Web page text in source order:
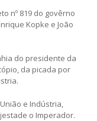
nº 819 do govêrno
Kopke e João
do presidente da
da picada por
e Indústria,
o Imperador.